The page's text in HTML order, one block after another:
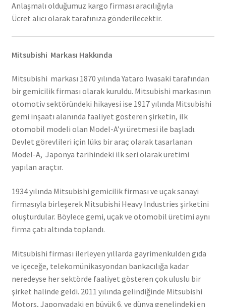
Anlaşmalı olduğumuz kargo firması aracılığıyla
Ücret alıcı olarak tarafınıza gönderilecektir.
Mitsubishi Markası Hakkında
Mitsubishi markası 1870 yılında Yataro Iwasaki tarafından
bir gemicilik firması olarak kuruldu. Mitsubishi markasının
otomotiv sektöründeki hikayesi ise 1917 yılında Mitsubishi
gemi inşaatı alanında faaliyet gösteren şirketin, ilk
otomobil modeli olan Model-A’yı üretmesi ile başladı.
Devlet görevlileri için lüks bir araç olarak tasarlanan
Model-A, Japonya tarihindeki ilk seri olarak üretimi
yapılan araçtır.
1934 yılında Mitsubishi gemicilik firması ve uçak sanayi
firmasıyla birleşerek Mitsubishi Heavy Industries şirketini
oluşturdular. Böylece gemi, uçak ve otomobil üretimi aynı
firma çatı altında toplandı.
Mitsubishi firması ilerleyen yıllarda gayrimenkulden gıda
ve içeceğe, telekomünikasyondan bankacılığa kadar
neredeyse her sektörde faaliyet gösteren çok uluslu bir
şirket halinde geldi. 2011 yılında gelindiğinde Mitsubishi
Motors, Japonyadaki en büyük 6. ve dünya genelindeki en